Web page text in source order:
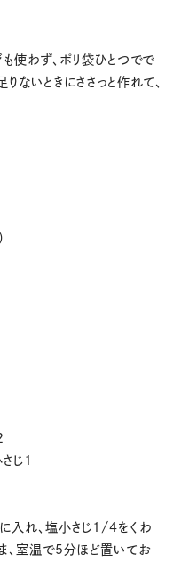
使わず、ポリ袋ひとつでで
ないときにささっと作れて、
じ1
に入れ、塩小さじ1/4をくわ
、室温で5分ほど置いてお